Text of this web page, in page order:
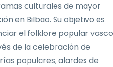
culturales de mayor
en Bilbao. Su objetivo es
el folklore popular vasco
de la celebración de
populares, alardes de